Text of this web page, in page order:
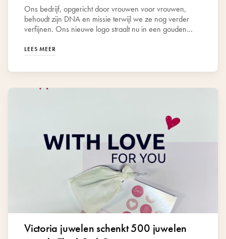
Ons bedrijf, opgericht door vrouwen voor vrouwen,
behoudt zijn DNA en missie terwijl we ze nog verder
verfijnen. Ons nieuwe logo straalt nu in een gouden
geliefde juwelenmerk dat we allemaal koesteren.
LEES MEER
Victoria juwelen schenkt 500 juwelen